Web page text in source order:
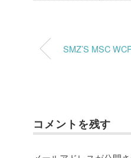
SMZ’S MSC
コメントを残す